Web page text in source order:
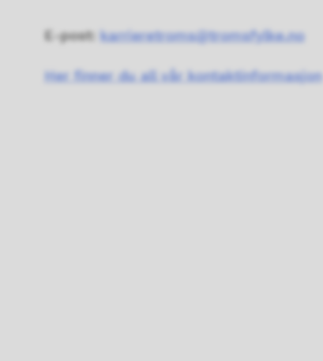
E-post: karrieretroms@tromsfylke.no
Her finner du all vår kontaktinformasjon